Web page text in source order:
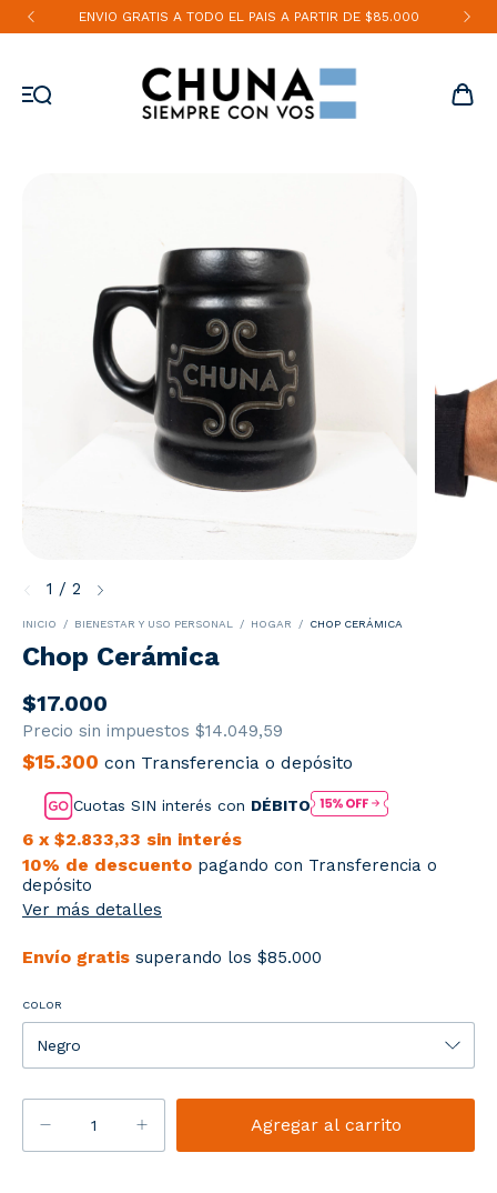
ENVIO GRATIS A TODO EL PAIS A PARTIR DE $85.000
1 / 2
INICIO / BIENESTAR Y USO PERSONAL / HOGAR / CHOP CERÁMICA
Chop Cerámica
$17.000
Precio sin impuestos $14.049,59
$15.300 con Transferencia o depósito
Cuotas SIN interés con DÉBITO
6 x $2.833,33 sin interés
10% de descuento pagando con Transferencia o
depósito
Ver más detalles
Envío gratis superando los $85.000
COLOR